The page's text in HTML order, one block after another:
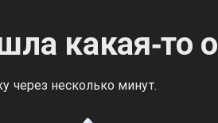
какая‑то
через несколько минут.